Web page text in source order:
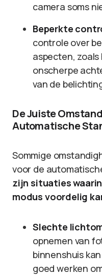
camera soms
Beperkte
controle over
aspecten,
onscherpe
van de
De Juiste
Automatische
Sommige
voor de
zijn situaties
modus voordelig
Slechte
opnemen van
binnenshuis
goed werken